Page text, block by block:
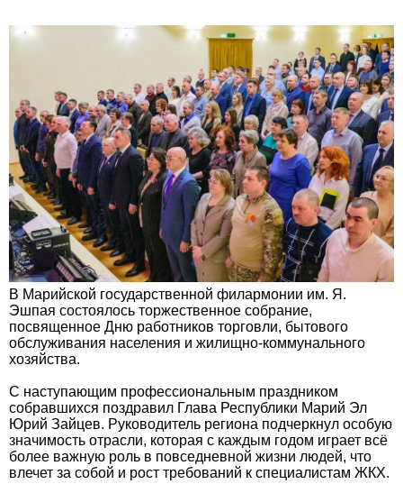
В Марийской государственной филармонии им. Я.
Эшпая состоялось торжественное собрание,
посвященное Дню работников торговли, бытового
обслуживания населения и жилищно-коммунального
хозяйства.
С наступающим профессиональным праздником
собравшихся поздравил Глава Республики Марий Эл
Юрий Зайцев. Руководитель региона подчеркнул особую
значимость отрасли, которая с каждым годом играет всё
более важную роль в повседневной жизни людей, что
влечет за собой и рост требований к специалистам ЖКХ.